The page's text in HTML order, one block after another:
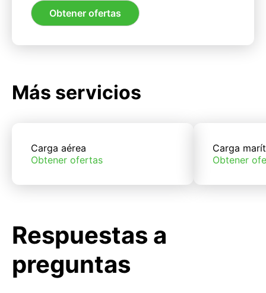
Obtener ofertas
Más servicios
Carga aérea
Obtener ofertas
Carga
Obtener
Respuestas a
preguntas